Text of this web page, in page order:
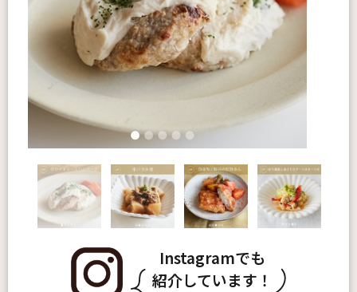
Instagramでも
紹介しています！